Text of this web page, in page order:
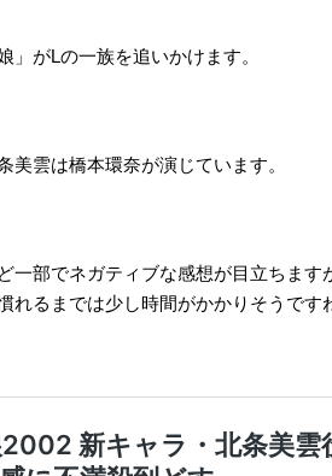
」がLの一族を追いかけます。
美雲は橋本環奈が演じています。
一部でネガティブな感想が目立ちま
れるまでは少し時間がかかりそうです